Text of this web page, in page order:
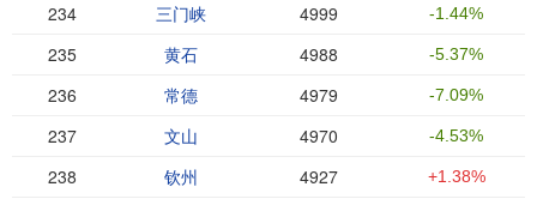
234 三门峡 4999 -1.44%
235 黄石 4988 -5.37%
236 常德 4979 -7.09%
237 文山 4970 -4.53%
238 钦州 4927 +1.38%